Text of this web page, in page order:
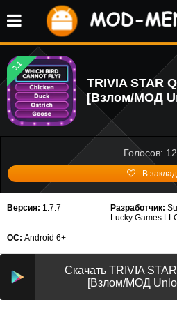
3.1
TRIVIA STAR
[Взлом/МОД
Голосов:
В
Версия: 1.7.7 Разработчик:
Lucky Games
ОС: Android 6+
Скачать TRIVIA
[Взлом/МОД